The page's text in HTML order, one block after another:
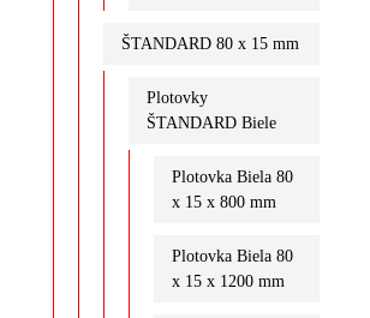
ŠTANDARD 80 x 15 mm
Plotovky
ŠTANDARD Biele
Plotovka Biela 80
x 15 x 800 mm
Plotovka Biela 80
x 15 x 1200 mm